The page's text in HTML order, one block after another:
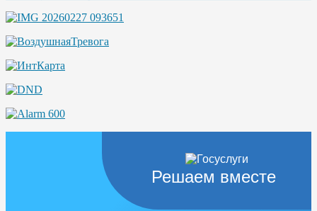
Решаем вместе